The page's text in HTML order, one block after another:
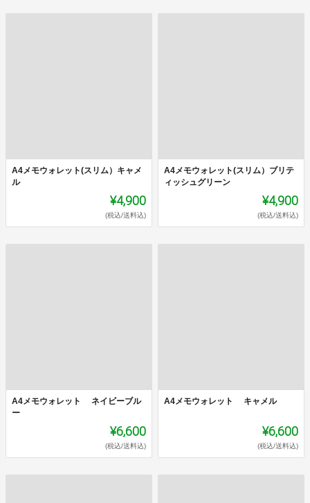
A4メモウォレット(スリム）キャメ
ル
¥4,900
(税込/送料込)
A4メモウォレット(スリム）ブリテ
ィッシュグリーン
¥4,900
(税込/送料込)
A4メモウォレット ネイビーブル
ー
¥6,600
(税込/送料込)
A4メモウォレット キャメル
¥6,600
(税込/送料込)